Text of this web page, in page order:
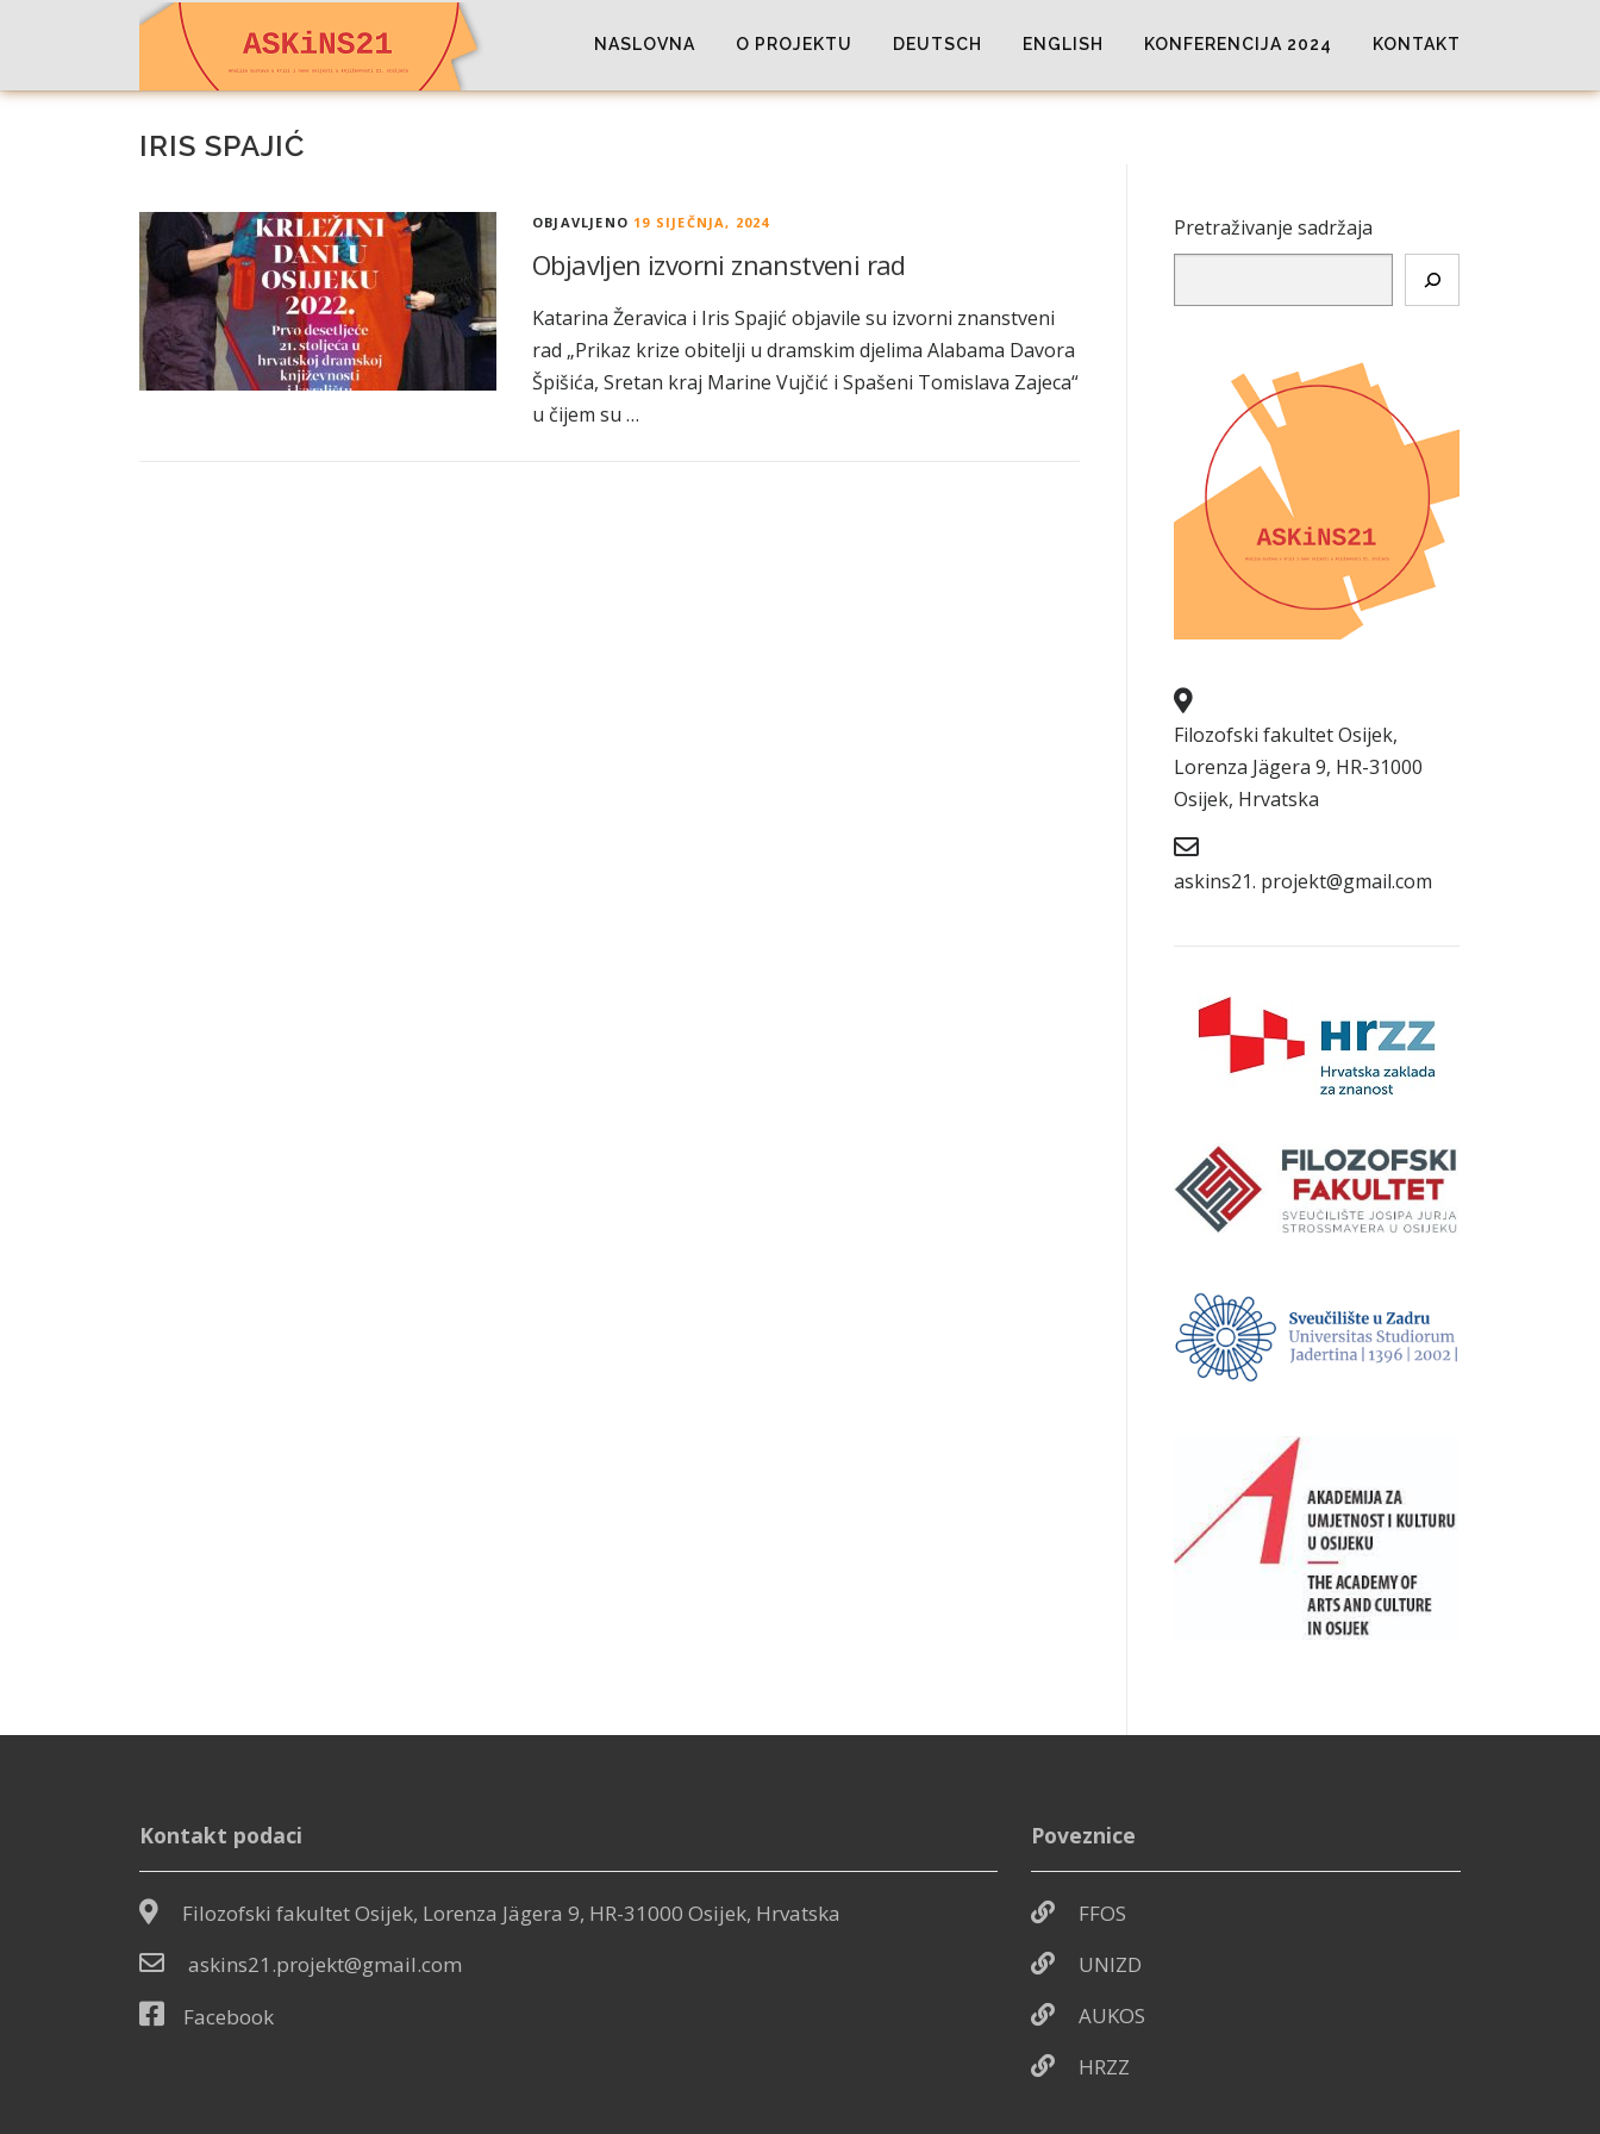
NASLOVNA O PROJEKTU DEUTSCH ENGLISH KONFERENCIJA 2024 KONTAKT
IRIS SPAJIĆ
OBJAVLJENO 19 SIJEČNJA, 2024
Objavljen izvorni znanstveni rad
Katarina Žeravica i Iris Spajić objavile su izvorni znanstveni
rad „Prikaz krize obitelji u dramskim djelima Alabama Davora
Špišića, Sretan kraj Marine Vujčić i Spašeni Tomislava Zajeca“
u čijem su …
Pretraživanje sadržaja
Filozofski fakultet Osijek,
Lorenza Jägera 9, HR-31000
Osijek, Hrvatska
askins21. projekt@gmail.com
Kontakt podaci
Filozofski fakultet Osijek, Lorenza Jägera 9, HR-31000 Osijek, Hrvatska
askins21.projekt@gmail.com
Facebook
Poveznice
FFOS
UNIZD
AUKOS
HRZZ